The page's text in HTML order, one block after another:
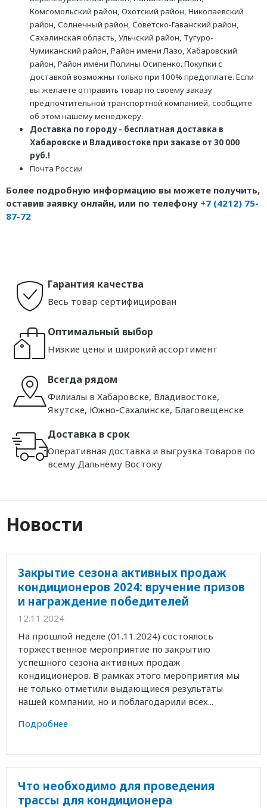
Комсомольский район, Охотский район, Николаевский
район, Солнечный район, Советско-Гаванский район,
Сахалинская область, Ульчский район, Тугуро-
Чумиканский район, Район имени Лазо, Хабаровский
район, Район имени Полины Осипенко. Покупки с
доставкой возможны только при 100% предоплате. Если
вы желаете отправить товар по своему заказу
предпочтительной транспортной компанией, сообщите
об этом нашему менеджеру.
Доставка по городу - бесплатная доставка в
Хабаровске и Владивостоке при заказе от 30 000
руб.!
Почта России
Более подробную информацию вы можете получить,
оставив заявку онлайн, или по телефону +7 (4212) 75-
87-72
Гарантия качества
Весь товар сертифицирован
Оптимальный выбор
Низкие цены и широкий ассортимент
Всегда рядом
Филиалы в Хабаровске, Владивостоке,
Якутске, Южно-Сахалинске, Благовещенске
Доставка в срок
Оперативная доставка и выгрузка товаров по
всему Дальнему Востоку
Новости
Закрытие сезона активных продаж
кондиционеров 2024: вручение призов
и награждение победителей
12.11.2024
На прошлой неделе (01.11.2024) состоялось
торжественное мероприятие по закрытию
успешного сезона активных продаж
кондиционеров. В рамках этого мероприятия мы
не только отметили выдающиеся результаты
нашей компании, но и поблагодарили всех...
Подробнее
Что необходимо для проведения
трассы для кондиционера